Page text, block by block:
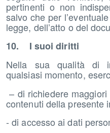
pertinenti o non
salvo che per
legge, dell’atto o del
10. I suoi diritti
Nella sua qualità di
qualsiasi momento,
– di richiedere
contenuti della presente
- di accesso ai dati